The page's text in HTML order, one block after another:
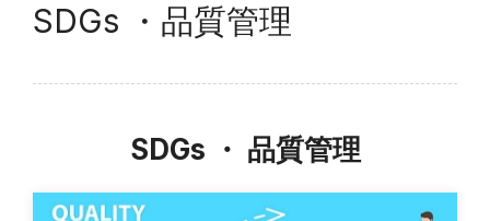
SDGs ・品質管理
SDGs ・ 品質管理
Q&A FAQ
お問い合わせ CONTACT